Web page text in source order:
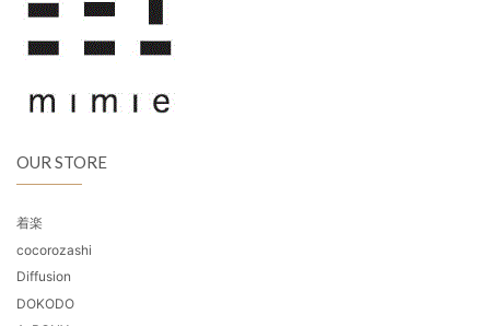
OUR STORE
着楽
cocorozashi
Diffusion
DOKODO